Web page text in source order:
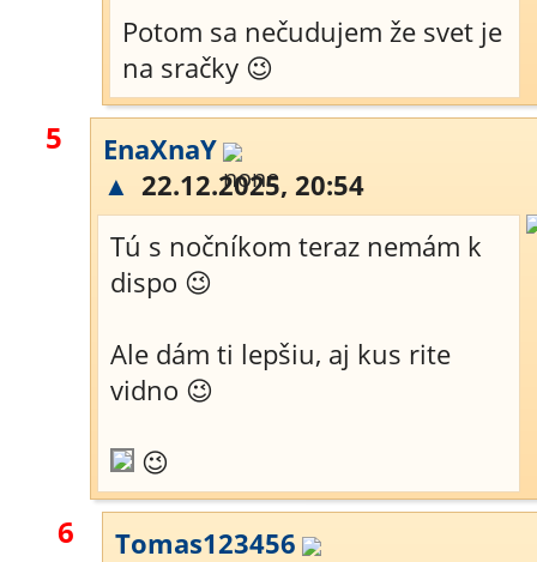
Potom sa nečudujem že svet je
na sračky 😉
5
EnaXnaY
▲ 22.12.2025, 20:54
Tú s nočníkom teraz nemám k
dispo 😉
Ale dám ti lepšiu, aj kus rite
vidno 😉
😉
6
Tomas123456